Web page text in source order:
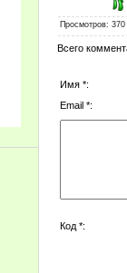
Просмотров:
Всего
Имя *:
Email *:
Код *: